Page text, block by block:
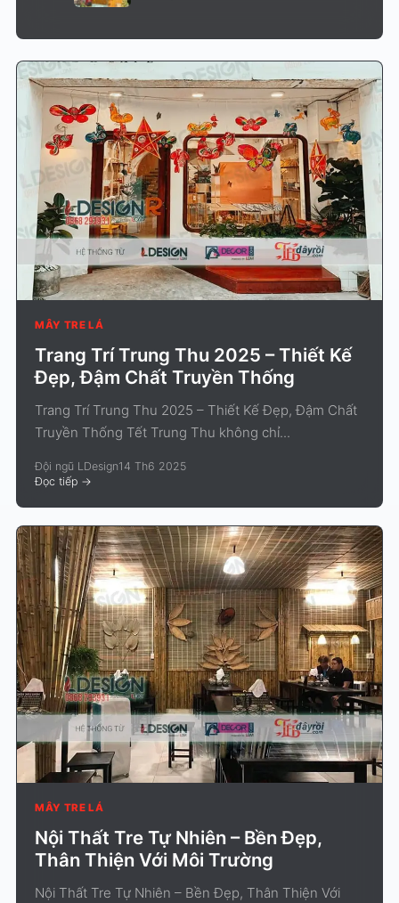
MÂY TRE LÁ
Trang Trí Trung Thu 2025 – Thiết Kế
Đẹp, Đậm Chất Truyền Thống
Trang Trí Trung Thu 2025 – Thiết Kế Đẹp, Đậm Chất
Truyền Thống Tết Trung Thu không chỉ...
Đội ngũ LDesign14 Th6 2025
Đọc tiếp ->
MÂY TRE LÁ
Nội Thất Tre Tự Nhiên – Bền Đẹp,
Thân Thiện Với Môi Trường
Nội Thất Tre Tự Nhiên – Bền Đẹp, Thân Thiện Với